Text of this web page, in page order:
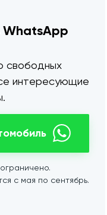
WhatsApp
свободных
интересующие
с мая по сентябрь.